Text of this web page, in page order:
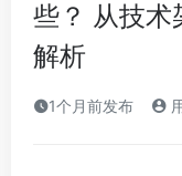
些？ 从技术
解析
1个月前发布